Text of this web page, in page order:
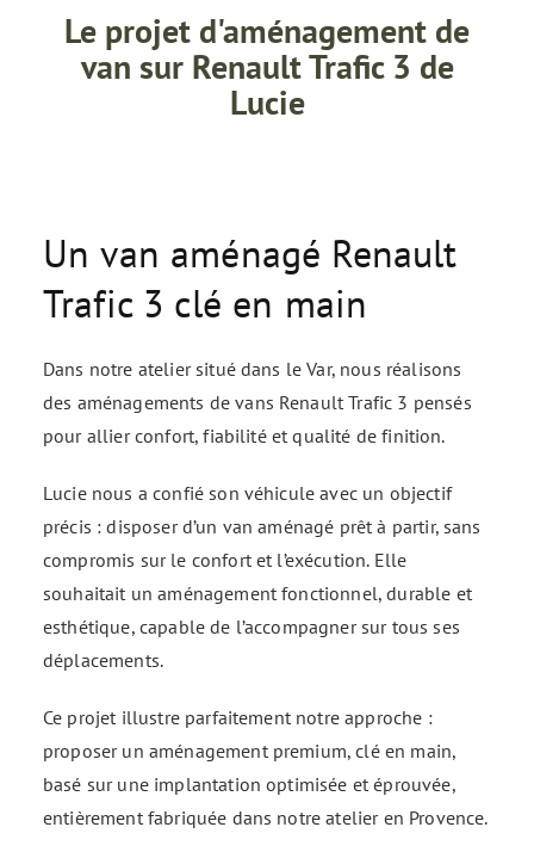
Le projet d'aménagement de
van sur Renault Trafic 3 de
Lucie
Un van aménagé Renault
Trafic 3 clé en main
Dans notre atelier situé dans le Var, nous réalisons
des aménagements de vans Renault Trafic 3 pensés
pour allier confort, fiabilité et qualité de finition.
Lucie nous a confié son véhicule avec un objectif
précis : disposer d’un van aménagé prêt à partir, sans
compromis sur le confort et l’exécution. Elle
souhaitait un aménagement fonctionnel, durable et
esthétique, capable de l’accompagner sur tous ses
déplacements.
Ce projet illustre parfaitement notre approche :
proposer un aménagement premium, clé en main,
basé sur une implantation optimisée et éprouvée,
entièrement fabriquée dans notre atelier en Provence.